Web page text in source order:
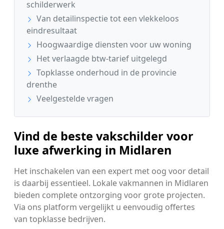
schilderwerk
Van detailinspectie tot een vlekkeloos
eindresultaat
Hoogwaardige diensten voor uw woning
Het verlaagde btw-tarief uitgelegd
Topklasse onderhoud in de provincie
drenthe
Veelgestelde vragen
Vind de beste vakschilder voor
luxe afwerking in Midlaren
Het inschakelen van een expert met oog voor detail
is daarbij essentieel. Lokale vakmannen in Midlaren
bieden complete ontzorging voor grote projecten.
Via ons platform vergelijkt u eenvoudig offertes
van topklasse bedrijven.